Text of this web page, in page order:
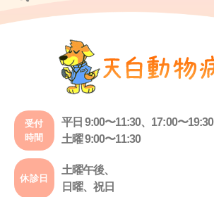
受付
時間
平日 9:00〜11:30、17:00〜19:30
土曜 9:00〜11:30
休診日
土曜午後、
日曜、祝日